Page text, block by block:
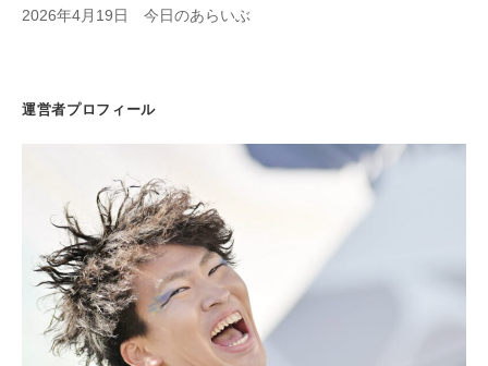
2026年4月19日 今日のあらいぶ
運営者プロフィール